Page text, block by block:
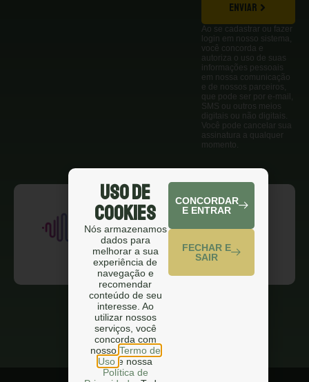
ENVIAR
Ao se cadastrar ou fazer
login em nosso sistema,
você concorda e
autoriza o uso de suas
informações pessoais
em nossa comunicação
e de nossos parceiros,
que pode ser por e-mail,
SMS ou outros meios
digitais ou não digitais.
Você pode cancelar sua
assinatura a qualquer
momento.
Uso de
Cookies
Nós armazenamos
dados para
melhorar a sua
experiência de
navegação e
recomendar
conteúdo de seu
interesse. Ao
utilizar nossos
serviços, você
concorda com
nosso Termo de
Uso e nossa
Política de
CONCORDAR
E ENTRAR
FECHAR E
SAIR